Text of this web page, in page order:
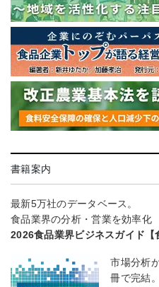
書籍案内
最新5万社のデータベース。
食品業界の分析・営業を効率化
2026食品業界ビジネスガイド【
市場分析
冊で完結。